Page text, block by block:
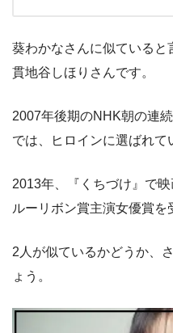
葵わかなさんに似ていると
貫地谷しほりさんです。
2007年後期のNHK朝の連
では、ヒロインに選ばれて
2013年、『くちづけ』で
ルーリボン賞主演女優賞を
2人が似ているかどうか、
ょう。